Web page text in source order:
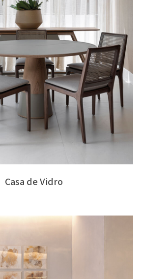
Casa de Vidro